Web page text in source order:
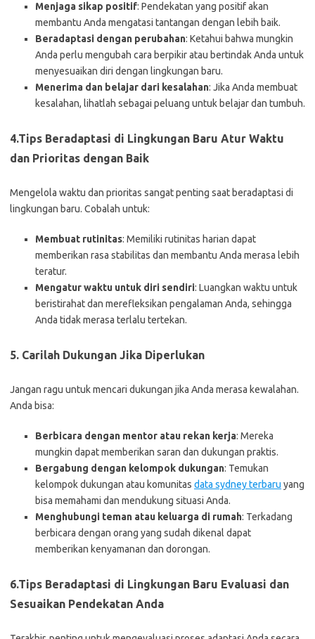
Menjaga sikap positif: Pendekatan yang positif akan
membantu Anda mengatasi tantangan dengan lebih baik.
Beradaptasi dengan perubahan: Ketahui bahwa mungkin
Anda perlu mengubah cara berpikir atau bertindak Anda untuk
menyesuaikan diri dengan lingkungan baru.
Menerima dan belajar dari kesalahan: Jika Anda membuat
kesalahan, lihatlah sebagai peluang untuk belajar dan tumbuh.
4.Tips Beradaptasi di Lingkungan Baru Atur Waktu
dan Prioritas dengan Baik
Mengelola waktu dan prioritas sangat penting saat beradaptasi di
lingkungan baru. Cobalah untuk:
Membuat rutinitas: Memiliki rutinitas harian dapat
memberikan rasa stabilitas dan membantu Anda merasa lebih
teratur.
Mengatur waktu untuk diri sendiri: Luangkan waktu untuk
beristirahat dan merefleksikan pengalaman Anda, sehingga
Anda tidak merasa terlalu tertekan.
5. Carilah Dukungan Jika Diperlukan
Jangan ragu untuk mencari dukungan jika Anda merasa kewalahan.
Anda bisa:
Berbicara dengan mentor atau rekan kerja: Mereka
mungkin dapat memberikan saran dan dukungan praktis.
Bergabung dengan kelompok dukungan: Temukan
kelompok dukungan atau komunitas data sydney terbaru yang
bisa memahami dan mendukung situasi Anda.
Menghubungi teman atau keluarga di rumah: Terkadang
berbicara dengan orang yang sudah dikenal dapat
memberikan kenyamanan dan dorongan.
6.Tips Beradaptasi di Lingkungan Baru Evaluasi dan
Sesuaikan Pendekatan Anda